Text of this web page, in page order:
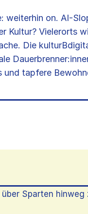
weiterhin on. AI-
Kultur? Vielerorts
Die
und tapfere
Sparten hinweg